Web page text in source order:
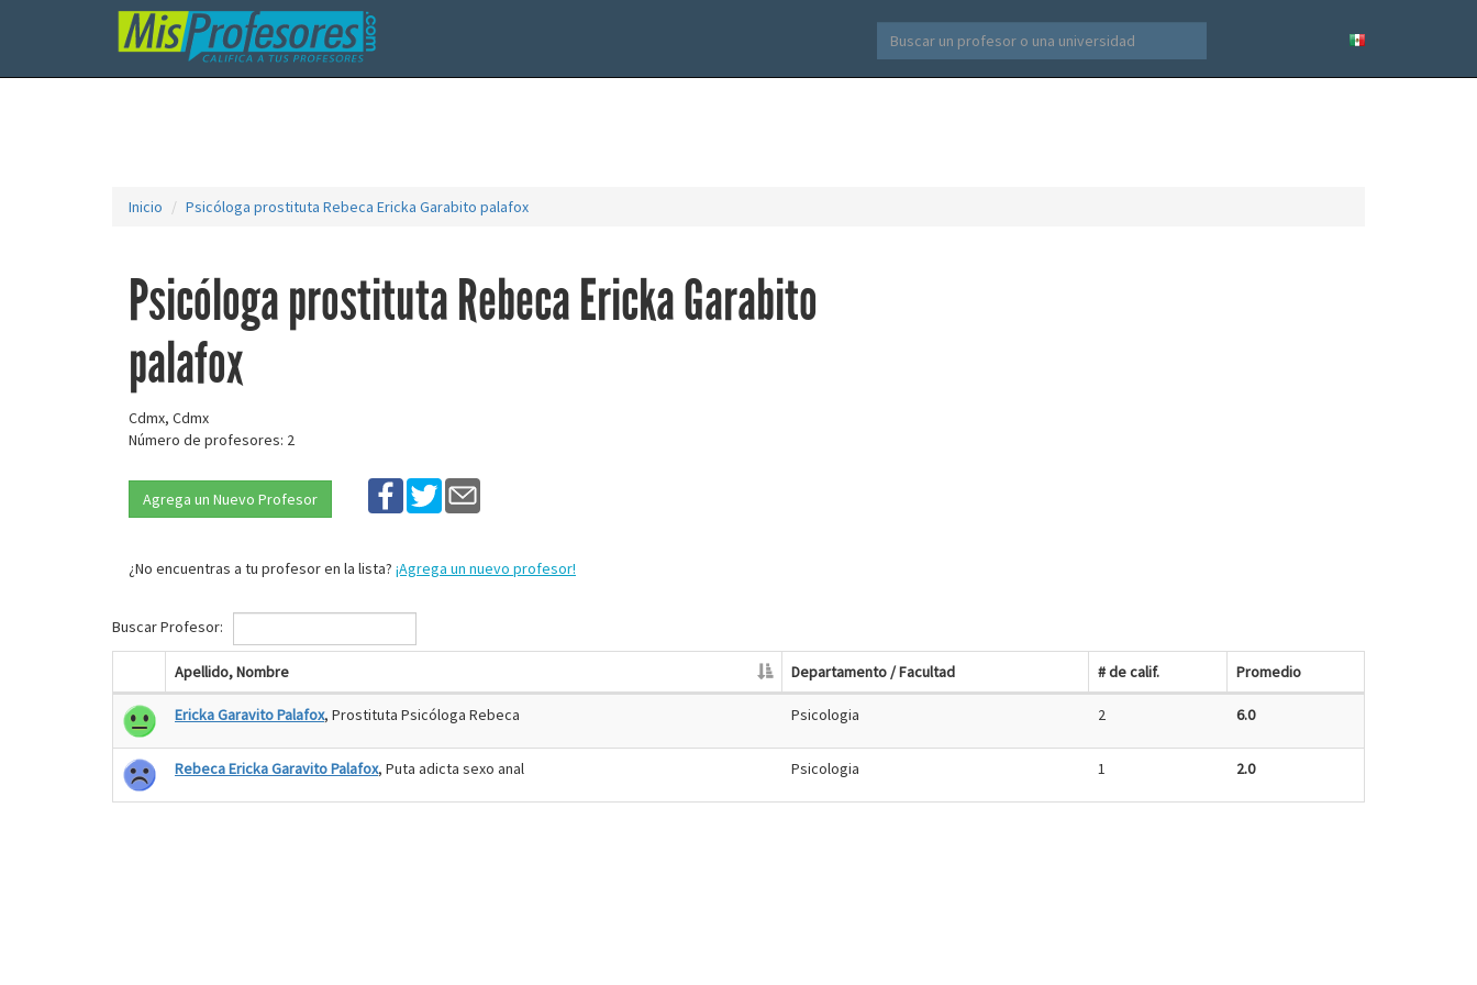
Inicio Psicóloga prostituta Rebeca Ericka Garabito palafox
Psicóloga prostituta Rebeca Ericka Garabito
palafox
Cdmx, Cdmx
Número de profesores: 2
Agrega un Nuevo Profesor
¿No encuentras a tu profesor en la lista? ¡Agrega un nuevo profesor!
Buscar Profesor:
Apellido, Nombre Departamento / Facultad # de calif. Promedio
Ericka Garavito Palafox, Prostituta Psicóloga Rebeca Psicologia 2 6.0
Rebeca Ericka Garavito Palafox, Puta adicta sexo anal Psicologia 1 2.0